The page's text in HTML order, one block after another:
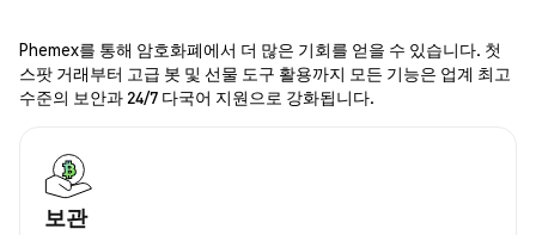
Phemex를 통해 암호화폐에서 더 많은 기회를 얻을 수 있습니다. 첫
스팟 거래부터 고급 봇 및 선물 도구 활용까지 모든 기능은 업계 최고
수준의 보안과 24/7 다국어 지원으로 강화됩니다.
보관